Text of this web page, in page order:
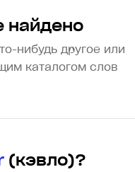
найдено
нибудь другое или
каталогом слов
(кэвло)?